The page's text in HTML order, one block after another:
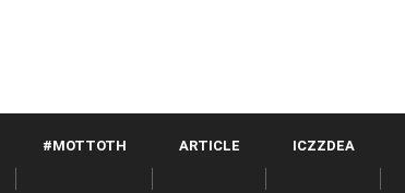
#MOTTOTH ARTICLE ICZZDEA